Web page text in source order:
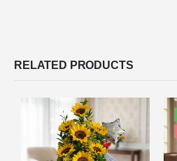
RELATED PRODUCTS